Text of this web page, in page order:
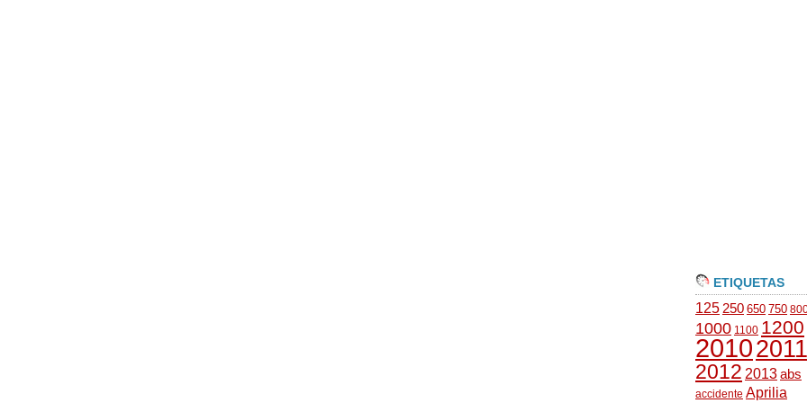
ETIQUETAS
125 250 650 750
1000 1100 1200
20102011
2012 2013abs
accidente Aprilia